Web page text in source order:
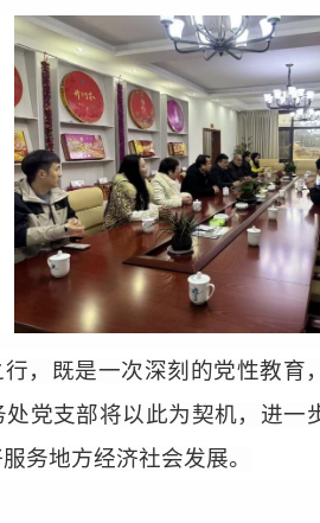
行，既是一次深刻的党性教育
党支部将以此为契机，进一
务地方经济社会发展。